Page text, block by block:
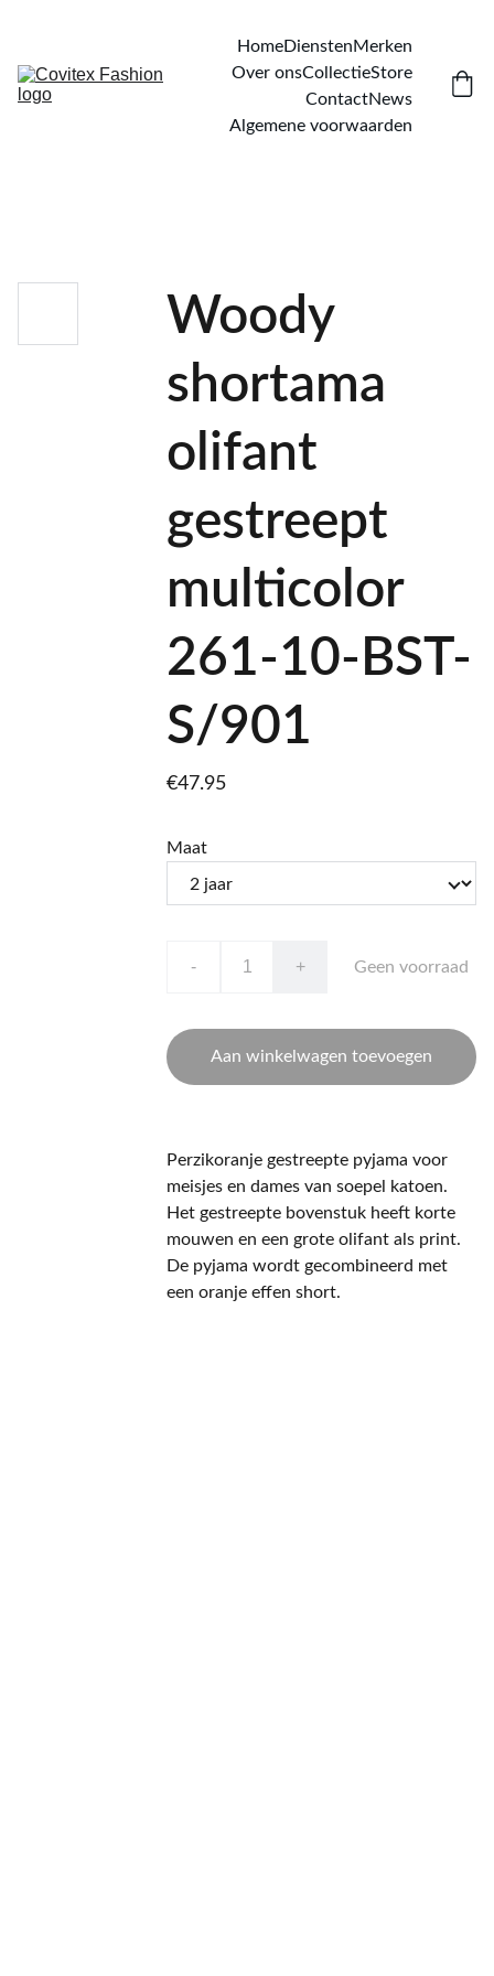
HomeDienstenMerken
Over onsCollectieStore
ContactNews
Algemene voorwaarden
Woody
shortama
olifant
gestreept
multicolor
261-10-BST-
S/901
€47.95
Maat
- + Geen voorraad
Aan winkelwagen toevoegen
Perzikoranje gestreepte pyjama voor
meisjes en dames van soepel katoen.
Het gestreepte bovenstuk heeft korte
mouwen en een grote olifant als print.
De pyjama wordt gecombineerd met
een oranje effen short.